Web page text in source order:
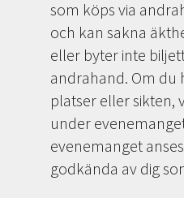
som köps via
och kan sakna
eller byter inte
andrahand. Om du
platser eller sikten,
under
evenemanget
godkända av dig